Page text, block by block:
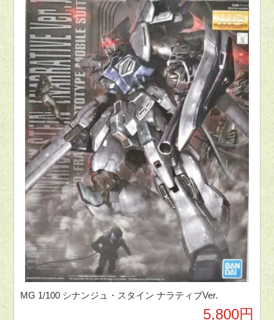
MG 1/100 シナンジュ・スタイン ナラティブVer.
5,800円